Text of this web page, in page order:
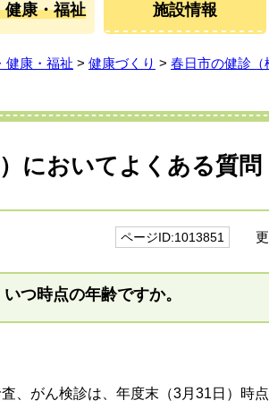
健康・福祉 施設情報
健康・福祉 > 健康づくり > 春日市の健診（
においてよくある質問
ページID:1013851 更
つ時点の年齢ですか。
、がん検診は、年度末（3月31日）時